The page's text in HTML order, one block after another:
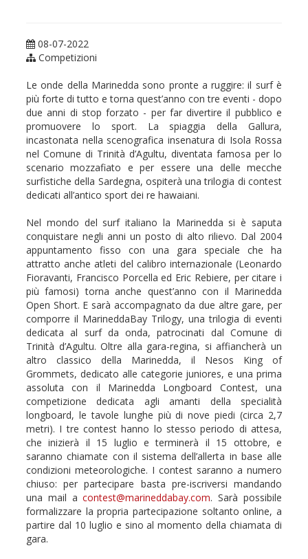
08-07-2022
Competizioni
Le onde della Marinedda sono pronte a ruggire: il surf è
più forte di tutto e torna quest’anno con tre eventi - dopo
due anni di stop forzato - per far divertire il pubblico e
promuovere lo sport. La spiaggia della Gallura,
incastonata nella scenografica insenatura di Isola Rossa
nel Comune di Trinità d’Agultu, diventata famosa per lo
scenario mozzafiato e per essere una delle mecche
surfistiche della Sardegna, ospiterà una trilogia di contest
dedicati all’antico sport dei re hawaiani.
Nel mondo del surf italiano la Marinedda si è saputa
conquistare negli anni un posto di alto rilievo. Dal 2004
appuntamento fisso con una gara speciale che ha
attratto anche atleti del calibro internazionale (Leonardo
Fioravanti, Francisco Porcella ed Eric Rebiere, per citare i
più famosi) torna anche quest’anno con il Marinedda
Open Short. E sarà accompagnato da due altre gare, per
comporre il MarineddaBay Trilogy, una trilogia di eventi
dedicata al surf da onda, patrocinati dal Comune di
Trinità d’Agultu. Oltre alla gara-regina, si affiancherà un
altro classico della Marinedda, il Nesos King of
Grommets, dedicato alle categorie juniores, e una prima
assoluta con il Marinedda Longboard Contest, una
competizione dedicata agli amanti della specialità
longboard, le tavole lunghe più di nove piedi (circa 2,7
metri). I tre contest hanno lo stesso periodo di attesa,
che inizierà il 15 luglio e terminerà il 15 ottobre, e
saranno chiamate con il sistema dell’allerta in base alle
condizioni meteorologiche. I contest saranno a numero
chiuso: per partecipare basta pre-iscriversi mandando
una mail acontest@marineddabay.com. Sarà possibile
formalizzare la propria partecipazione soltanto online, a
partire dal 10 luglio e sino al momento della chiamata di
gara.